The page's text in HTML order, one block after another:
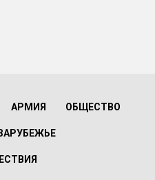
АРМИЯ ОБЩЕСТВО